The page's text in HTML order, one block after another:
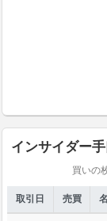
インサイダー手
買いの
取引日 売買